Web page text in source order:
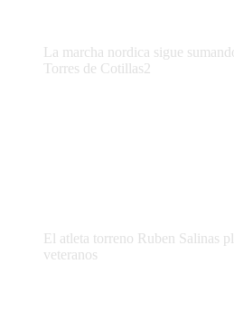
La marcha nordica sigue
Torres de Cotillas2
El atleta torreno Ruben Salinas
veteranos